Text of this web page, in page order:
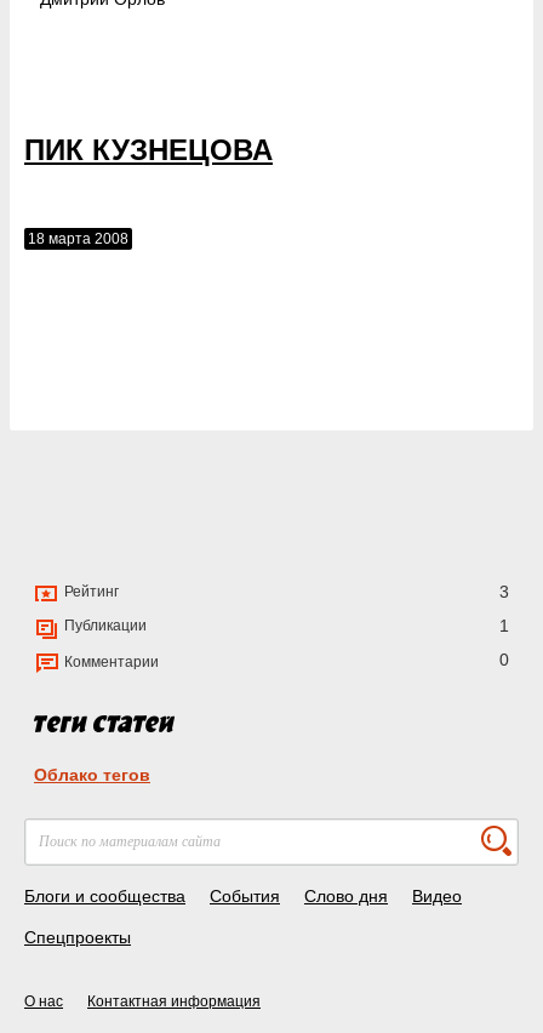
ПИК КУЗНЕЦОВА
18 марта 2008
Рейтинг 3
Публикации 1
Комментарии 0
Облако тегов
Блоги и сообщества События Слово дня Видео
Спецпроекты
О нас Контактная информация